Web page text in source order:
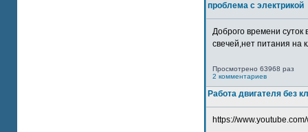
проблема с электрикой
Доброго времени суток
свечей,нет питания на
Просмотрено 63968 раз
2 комментариев
Работа двигателя без
https://